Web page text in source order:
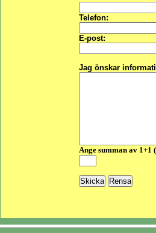
Telefon:
E-post:
Jag önskar
Ange summan av 1+1